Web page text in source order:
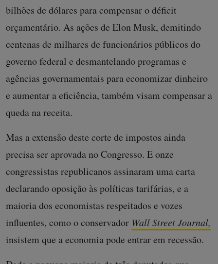
bilhões de dólares para compensar o déficit
orçamentário. As ações de Elon Musk, demitindo
centenas de milhares de funcionários públicos do
governo federal e desmantelando programas e
agências governamentais para economizar dinheiro
e aumentar a eficiência, também visam compensar a
queda na receita.
Mas a extensão deste corte de impostos ainda
precisa ser aprovada no Congresso. E onze
congressistas republicanos assinaram uma carta
declarando oposição às políticas tarifárias, e a
maioria dos economistas respeitados e vozes
influentes, como o conservador Wall Street Journal,
insistem que a economia pode entrar em recessão.